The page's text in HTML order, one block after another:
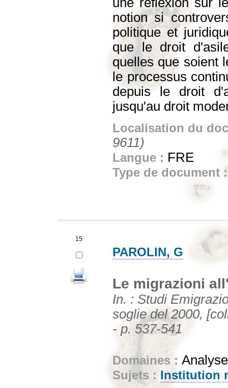
notion si
politique et
que le droit
quelles que soient
le processus
depuis le droit
jusqu'au droit
Localisation du
9611)
Langue : FRE
Type de document
15
PAROLIN, G
Le migrazioni
In. : Studi
soglie del 2000,
- p. 537-541
Domaines :
Sujets : Institution